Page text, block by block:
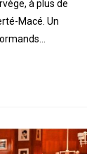
à plus de
Macé. Un